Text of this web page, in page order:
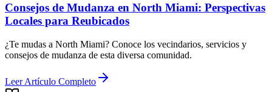
Consejos de Mudanza en North Miami: Perspectivas
Locales para Reubicados
¿Te mudas a North Miami? Conoce los vecindarios, servicios y
consejos de mudanza de esta diversa comunidad.
Leer Artículo Completo